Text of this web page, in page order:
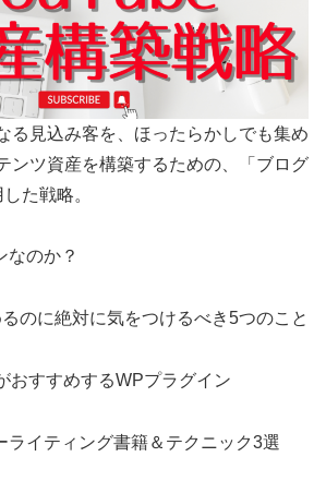
る見込み客を、ほったらかしでも集め
ンツ資産を構築するための、「ブログ
た戦略。
なのか？
のに絶対に気をつけるべき5つのこと
おすすめするWPプラグイン
ライティング書籍＆テクニック3選